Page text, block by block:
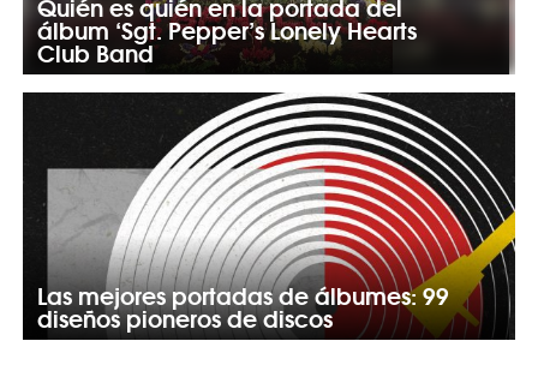
álbum ‘Sgt. Pepper’s Lonely Hearts
Club Band
Las mejores portadas de álbumes: 99
diseños pioneros de discos